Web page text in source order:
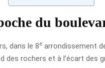
du
dans le 8e arrondissement
rochers et à l’écart